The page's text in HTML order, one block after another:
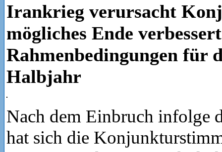
Irankrieg verursacht
mögliches Ende verbessert
Rahmenbedingungen für
Halbjahr
Nach dem Einbruch infolge
hat sich die